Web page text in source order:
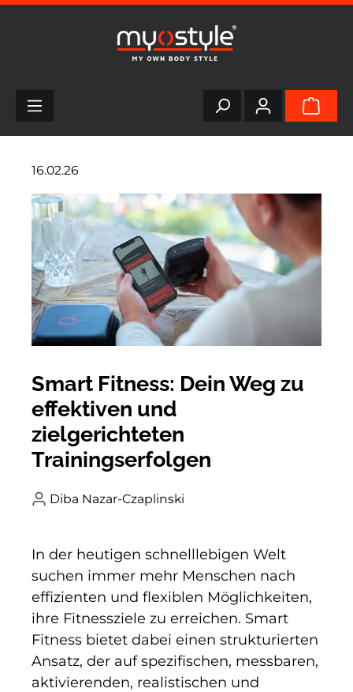
16.02.26
Smart Fitness: Dein Weg zu
effektiven und
zielgerichteten
Trainingserfolgen
Diba Nazar-Czaplinski
In der heutigen schnelllebigen Welt
suchen immer mehr Menschen nach
effizienten und flexiblen Möglichkeiten,
ihre Fitnessziele zu erreichen. Smart
Fitness bietet dabei einen strukturierten
Ansatz, der auf spezifischen, messbaren,
aktivierenden, realistischen und